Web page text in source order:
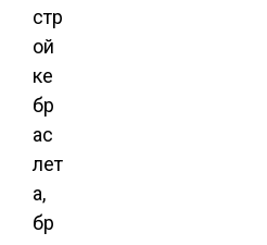
стр
ой
ке
бр
ас
лет
а,
бр